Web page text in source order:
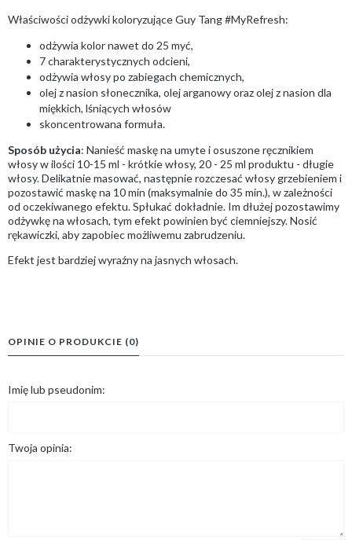
Właściwości odżywki koloryzujące Guy Tang #MyRefresh:
odżywia kolor nawet do 25 myć,
7 charakterystycznych odcieni,
odżywia włosy po zabiegach chemicznych,
olej z nasion słonecznika, olej arganowy oraz olej z nasion dla
miękkich, lśniących włosów
skoncentrowana formuła.
Sposób użycia: Nanieść maskę na umyte i osuszone ręcznikiem
włosy w ilości 10-15 ml - krótkie włosy, 20 - 25 ml produktu - długie
włosy. Delikatnie masować, następnie rozczesać włosy grzebieniem i
pozostawić maskę na 10 min (maksymalnie do 35 min.), w zależności
od oczekiwanego efektu. Spłukać dokładnie. Im dłużej pozostawimy
odżywkę na włosach, tym efekt powinien być ciemniejszy. Nosić
rękawiczki, aby zapobiec możliwemu zabrudzeniu.
Efekt jest bardziej wyraźny na jasnych włosach.
OPINIE O PRODUKCIE (0)
Imię lub pseudonim:
Twoja opinia: